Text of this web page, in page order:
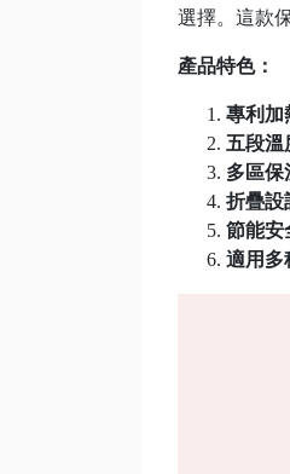
選擇。這款
產品特色：
專利加
五段溫
多區保
折疊設
節能安
適用多